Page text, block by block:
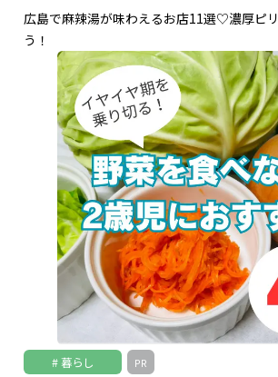
広島で麻辣湯が味わえるお店11選♡濃厚ピ
う！
暮らし PR